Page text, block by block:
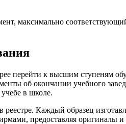
максимально
перейти к высшим ступеням
об окончании учебного
в школе.
Каждый образец
предоставляя оригиналы